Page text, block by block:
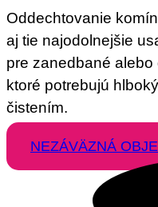
Oddechtovanie
aj tie najodolnejšie
pre zanedbané
ktoré potrebujú
čistením.
NEZÁVÄZNÁ